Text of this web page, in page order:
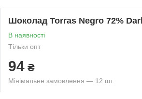
Шоколад Torras Negro 72%
В наявності
Тільки опт
94 ₴
Мінімальне замовлення — 12 шт.